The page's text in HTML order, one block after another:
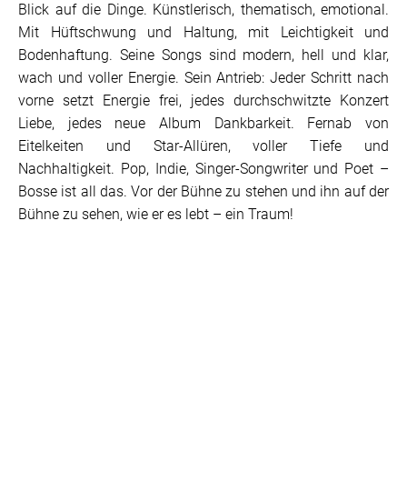
Blick auf die Dinge. Künstlerisch, thematisch, emotional.
Mit Hüftschwung und Haltung, mit Leichtigkeit und
Bodenhaftung. Seine Songs sind modern, hell und klar,
wach und voller Energie. Sein Antrieb: Jeder Schritt nach
vorne setzt Energie frei, jedes durchschwitzte Konzert
Liebe, jedes neue Album Dankbarkeit. Fernab von
Eitelkeiten und Star-Allüren, voller Tiefe und
Nachhaltigkeit. Pop, Indie, Singer-Songwriter und Poet –
Bosse ist all das. Vor der Bühne zu stehen und ihn auf der
Bühne zu sehen, wie er es lebt – ein Traum!